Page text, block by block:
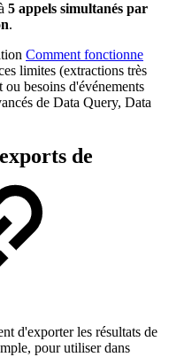
5 appels simultanés par
.
Comment fonctionne
limites (extractions très
besoins d'événements
de Data Query, Data
de
d'exporter les résultats de
pour utiliser dans